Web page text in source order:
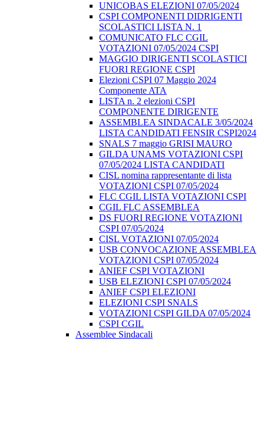
UNICOBAS ELEZIONI 07/05/2024
CSPI COMPONENTI DIDRIGENTI
SCOLASTICI LISTA N. 1
COMUNICATO FLC CGIL
VOTAZIONI 07/05/2024 CSPI
MAGGIO DIRIGENTI SCOLASTICI
FUORI REGIONE CSPI
Elezioni CSPI 07 Maggio 2024
Componente ATA
LISTA n. 2 elezioni CSPI
COMPONENTE DIRIGENTE
ASSEMBLEA SINDACALE 3/05/2024
LISTA CANDIDATI FENSIR CSPI2024
SNALS 7 maggio GRISI MAURO
GILDA UNAMS VOTAZIONI CSPI
07/05/2024 LISTA CANDIDATI
CISL nomina rappresentante di lista
VOTAZIONI CSPI 07/05/2024
FLC CGIL LISTA VOTAZIONI CSPI
CGIL FLC ASSEMBLEA
DS FUORI REGIONE VOTAZIONI
CSPI 07/05/2024
CISL VOTAZIONI 07/05/2024
USB CONVOCAZIONE ASSEMBLEA
VOTAZIONI CSPI 07/05/2024
ANIEF CSPI VOTAZIONI
USB ELEZIONI CSPI 07/05/2024
ANIEF CSPI ELEZIONI
ELEZIONI CSPI SNALS
VOTAZIONI CSPI GILDA 07/05/2024
CSPI CGIL
Assemblee Sindacali